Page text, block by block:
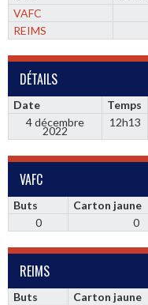
VAFC
REIMS
DÉTAILS
Date Temps
4 décembre
2022
12h13
VAFC
Buts Carton jaune
0
0
REIMS
Buts Carton jaune